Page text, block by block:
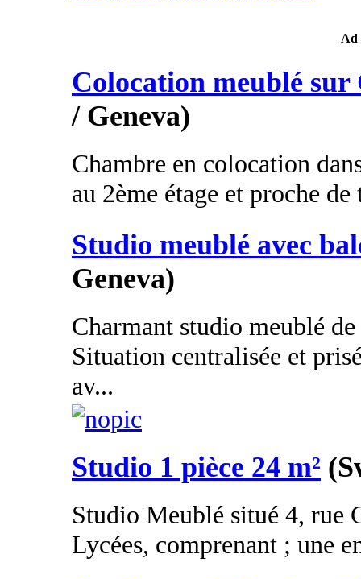
Ad
Colocation meublé sur
/ Geneva)
Chambre en colocation
au 2ème étage et proche
Studio meublé avec
Geneva)
Charmant studio meublé
Situation centralisée et
av...
Studio 1 pièce 24 m²
Studio Meublé situé 4, rue
Lycées, comprenant ; une